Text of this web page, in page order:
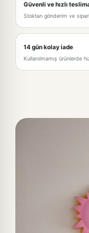
Güvenli ve hızlı
Stoktan gönderim ve
14 gün kolay iade
Kullanılmamış ürünlerde